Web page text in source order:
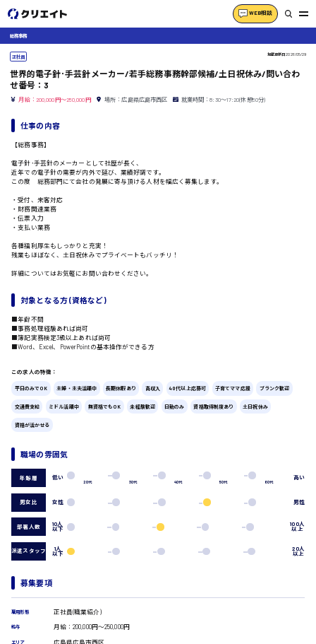
WEB相談
製造・軽作業・物流系
組立、加工
ピッキング・仕分け
軽作業
医師
介護職
オフィスワーク系
貿易事務
データ入力
コールセンターオペレーター
総務事務
営業事務
受付事務
広島市中区
広島市東区
広島市南区
広島市西区
広島市佐伯区
時給1200円～
時給1300円～
総務事務
正社員 掲載更新日2026/05/29
世界的電子針･手芸針メーカー/若手総務事務幹部候補/土日祝休み/問い合わ
せ番号：3
月給：200,000円～250,000円 場所：広島県広島市西区 就業時間：8:30〜17:20(休憩50分)
仕事の内容
【総務事務】
電子針･手芸針のメーカーとして社歴が長く、
近年での電子針の需要が内外で延び、業績好調です。
この度 総務部門にて会社の発展に寄与頂ける人材を幅広く募集します。
・受付、来客対応
・財務関連業務
・伝票入力
・支払い業務
各種福利厚生もしっかりと充実！
残業もほぼなく、土日祝休みでプライベートもバッチリ！
詳細についてはお気軽にお問い合わせください。
対象となる方 (資格など)
■年齢不問
■事務処理経験あれば尚可
■簿記実務検定3級以上あれば尚可
■Word、Excel、PowerPointの基本操作ができる方
この求人の特徴：
平日のみでOK 主婦・主夫活躍中 長期休暇あり 高収入 40代以上応募可 子育てママ応援 ブランク歓迎
交通費支給 ミドル活躍中 無資格でもOK 未経験歓迎 日勤のみ 資格取得制度あり 土日祝休み
資格が活かせる
職場の雰囲気
年齢層 低い
20代 30代 40代 50代 60代
高い
男女比 女性 男性
部署人数 10人
以下
100人
以上
派遣スタッフ 1人
以下
20人
以上
募集要項
雇用形態 正社員(職業紹介)
給与 月給：200,000円～250,000円
エリア 広島県広島市西区